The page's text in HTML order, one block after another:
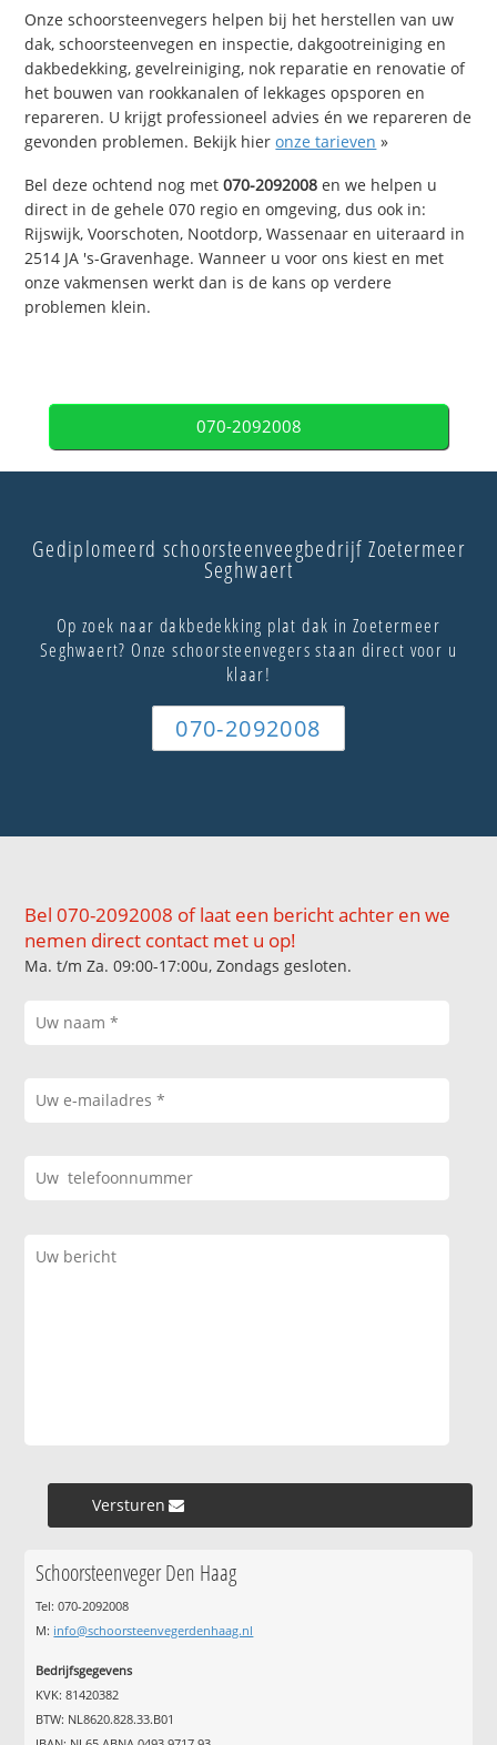
Onze schoorsteenvegers helpen bij het herstellen van uw
dak, schoorsteenvegen en inspectie, dakgootreiniging en
dakbedekking, gevelreiniging, nok reparatie en renovatie of
het bouwen van rookkanalen of lekkages opsporen en
repareren. U krijgt professioneel advies én we repareren de
gevonden problemen. Bekijk hieronze tarieven »
Bel deze ochtend nog met070-2092008 en we helpen u
direct in de gehele 070 regio en omgeving, dus ook in:
Rijswijk, Voorschoten, Nootdorp, Wassenaar en uiteraard in
2514 JA 's-Gravenhage. Wanneer u voor ons kiest en met
onze vakmensen werkt dan is de kans op verdere
problemen klein.
070-2092008
Gediplomeerd schoorsteenveegbedrijf Zoetermeer
Seghwaert
Op zoek naar dakbedekking plat dak in Zoetermeer
Seghwaert? Onze schoorsteenvegers staan direct voor u
klaar!
070-2092008
Bel 070-2092008 of laat een bericht achter en we
nemen direct contact met u op!
Ma. t/m Za. 09:00-17:00u, Zondags gesloten.
Versturen »
Schoorsteenveger Den Haag
Tel: 070-2092008
M: info@schoorsteenvegerdenhaag.nl
Bedrijfsgegevens
KVK: 81420382
BTW: NL8620.828.33.B01